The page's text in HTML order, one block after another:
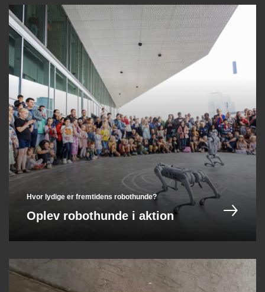
Hvor lydige er fremtidens robothunde?
Oplev robothunde i aktion